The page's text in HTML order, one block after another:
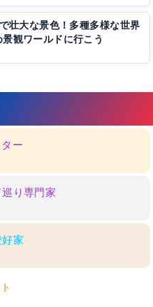
壮大な景色！多種多様な世界
観ワールドに行こう
ー
り専門家
家